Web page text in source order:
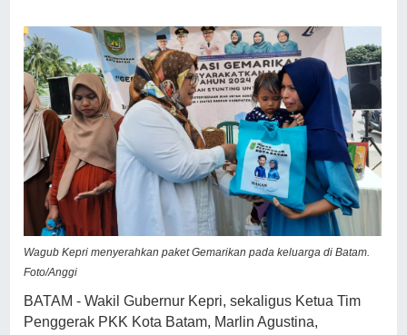
Wagub Kepri menyerahkan paket Gemarikan pada keluarga di Batam.
Foto/Anggi
BATAM - Wakil Gubernur Kepri, sekaligus Ketua Tim
Penggerak PKK Kota Batam, Marlin Agustina,